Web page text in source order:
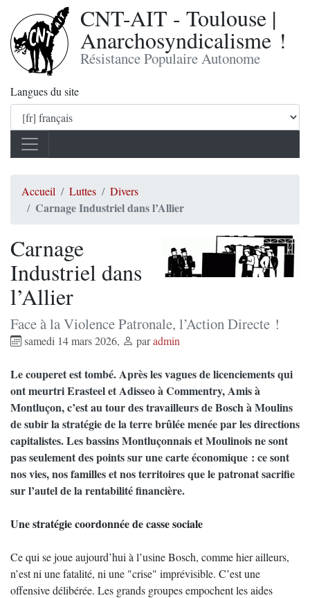
CNT-AIT - Toulouse |
Anarchosyndicalisme !
Résistance Populaire Autonome
Langues du site
Accueil Luttes Divers
Carnage Industriel dans l’Allier
Carnage
Industriel dans
l’Allier
Face à la Violence Patronale, l’Action Directe !
samedi 14 mars 2026, paradmin
Le couperet est tombé. Après les vagues de licenciements qui
ont meurtri Erasteel et Adisseo à Commentry, Amis à
Montluçon, c’est au tour des travailleurs de Bosch à Moulins
de subir la stratégie de la terre brûlée menée par les directions
capitalistes. Les bassins Montluçonnais et Moulinois ne sont
pas seulement des points sur une carte économique : ce sont
nos vies, nos familles et nos territoires que le patronat sacrifie
sur l’autel de la rentabilité financière.
Une stratégie coordonnée de casse sociale
Ce qui se joue aujourd’hui à l’usine Bosch, comme hier ailleurs,
n’est ni une fatalité, ni une "crise" imprévisible. C’est une
offensive délibérée. Les grands groupes empochent les aides